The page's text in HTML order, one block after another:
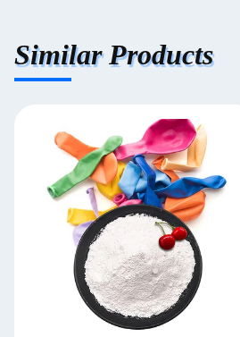
Similar Products